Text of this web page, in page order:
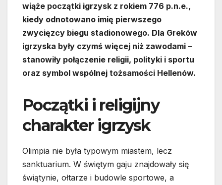
wiąże początki igrzysk z rokiem 776 p.n.e.,
kiedy odnotowano imię pierwszego
zwycięzcy biegu stadionowego. Dla Greków
igrzyska były czymś więcej niż zawodami –
stanowiły połączenie religii, polityki i sportu
oraz symbol wspólnej tożsamości Hellenów.
Początki i religijny
charakter igrzysk
Olimpia nie była typowym miastem, lecz
sanktuarium. W świętym gaju znajdowały się
świątynie, ołtarze i budowle sportowe, a